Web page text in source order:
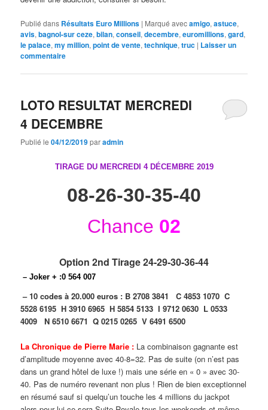
Publié dans Résultats Euro Millions | Marqué avecamigo,astuce,
avis,bagnol-sur ceze,bilan,conseil,decembre,euromillions,gard,
le palace,my million,point de vente,technique,truc | Laisser un
commentaire
LOTO RESULTAT MERCREDI
4 DECEMBRE
Publié le04/12/2019paradmin
TIRAGE DU MERCREDI 4 DÉCEMBRE2019
08-26-30-35-40
Chance 02
Option 2nd Tirage 24-29-30-36-44
– Joker + :0 564 007
– 10 codes à 20.000 euros : B 2708 3841C 4853 1070C
5528 6195H 3910 6965H 5854 5133I 9712 0630 L 0533
4009N 6510 6671Q 0215 0265V 6491 6500
La Chronique de Pierre Marie : La combinaison gagnante est
d’amplitude moyenne avec 40-8=32. Pas de suite (on n’est pas
dans un grand hôtel de luxe !) mais une série en « 0 » avec 30-
40. Pas de numéro revenant non plus ! Rien de bien exceptionnel
en résumé sauf si quelqu’un touche les 4 millions du jackpot